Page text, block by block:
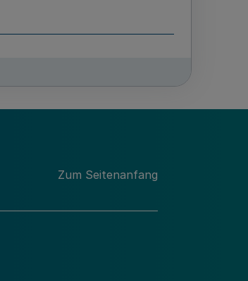
Westfalen
Zum Seitenanfang